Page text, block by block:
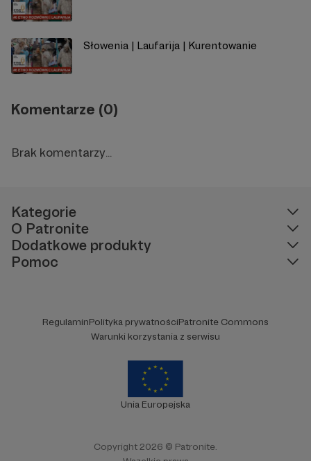
Słowenia | Laufarija | Kurentowanie
Komentarze (0)
Brak komentarzy...
Kategorie
O Patronite
Dodatkowe produkty
Pomoc
RegulaminPolityka prywatnościPatronite Commons
Warunki korzystania z serwisu
Unia Europejska
Copyright 2026 © Patronite.